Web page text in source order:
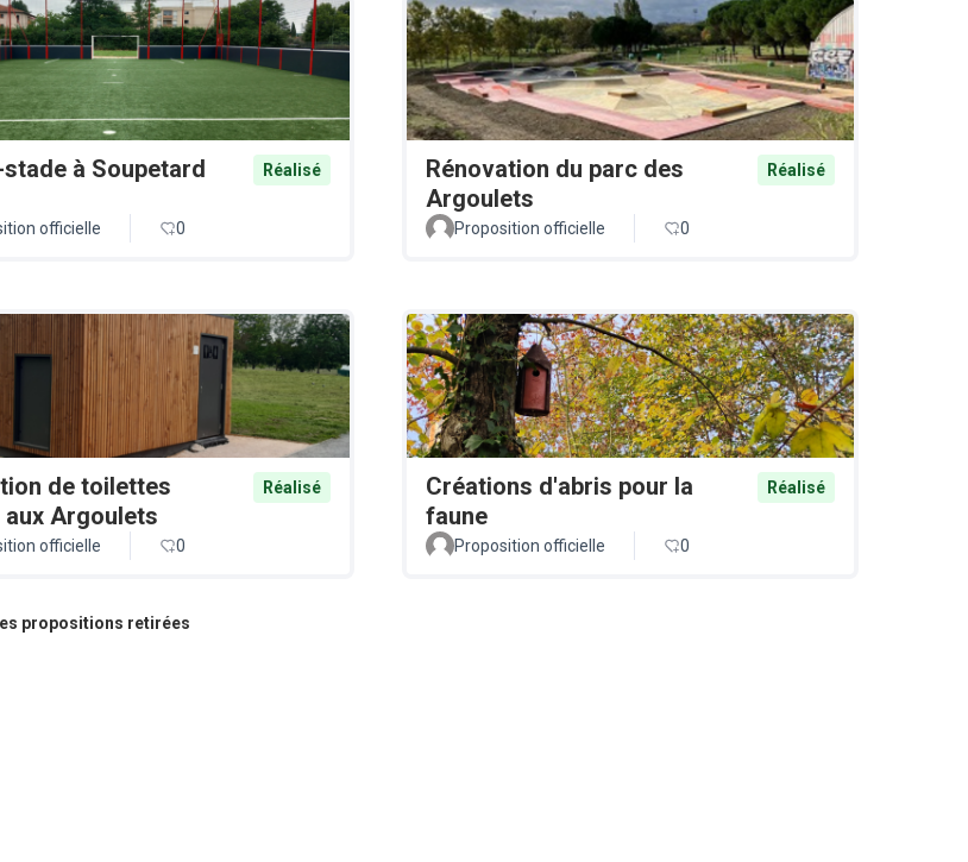
à Soupetard Réalisé
officielle 0
Rénovation du parc des
Argoulets
Réalisé
Proposition officielle 0
de toilettes
Argoulets
Réalisé
officielle 0
Créations d'abris pour la
faune
Réalisé
Proposition officielle 0
propositions retirées